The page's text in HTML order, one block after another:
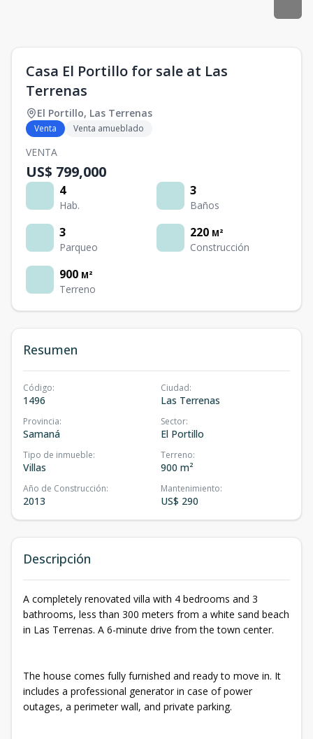
Casa El Portillo for sale at Las
Terrenas
El Portillo, Las Terrenas
Venta Venta amueblado
VENTA
US$ 799,000
4
Hab.
3
Baños
3
Parqueo
220 M²
Construcción
900 M²
Terreno
Resumen
Código:
1496
Ciudad:
Las Terrenas
Provincia:
Samaná
Sector:
El Portillo
Tipo de inmueble:
Villas
Terreno:
900 m²
Año de Construcción:
2013
Mantenimiento:
US$ 290
Descripción
A completely renovated villa with 4 bedrooms and 3
bathrooms, less than 300 meters from a white sand beach
in Las Terrenas. A 6-minute drive from the town center.
The house comes fully furnished and ready to move in. It
includes a professional generator in case of power
outages, a perimeter wall, and private parking.